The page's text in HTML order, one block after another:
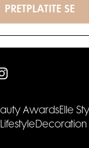
PRETPLATITE SE
AwardsElle
LifestyleDecoration